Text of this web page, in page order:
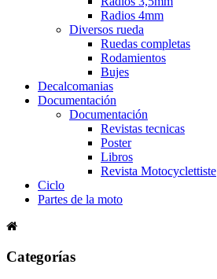
Radios 4mm
Diversos rueda
Ruedas completas
Rodamientos
Bujes
Decalcomanias
Documentación
Documentación
Revistas tecnicas
Poster
Libros
Revista Motocyclettiste
Ciclo
Partes de la moto
Categorías